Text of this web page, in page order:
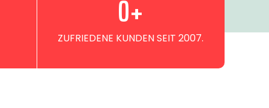
ZUFRIEDENE KUNDEN SEIT 2007.
0+